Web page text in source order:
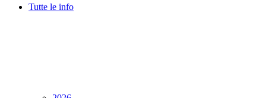
Tutte le info